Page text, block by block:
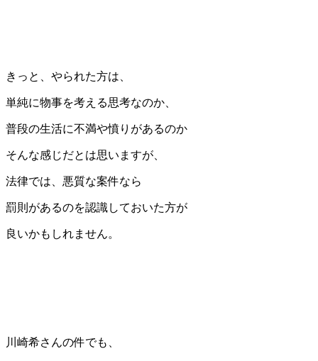
きっと、やられた方は、
単純に物事を考える思考なのか、
普段の生活に不満や憤りがあるのか
そんな感じだとは思いますが、
法律では、悪質な案件なら
罰則があるのを認識しておいた方が
良いかもしれません。
川崎希さんの件でも、